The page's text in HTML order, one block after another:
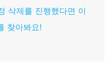
삭제를 진행했다면 이
찾아봐요!